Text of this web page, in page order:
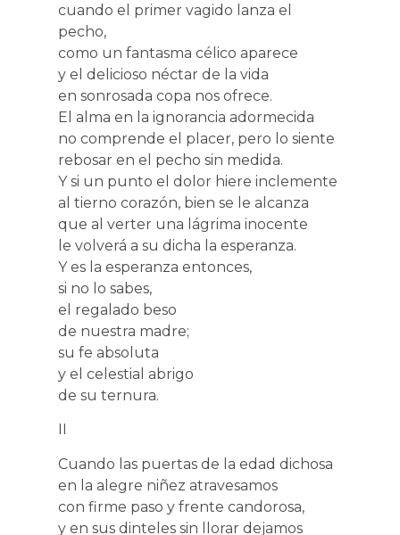
cuando el primer vagido lanza el
pecho,
como un fantasma célico aparece
y el delicioso néctar de la vida
en sonrosada copa nos ofrece.
El alma en la ignorancia adormecida
no comprende el placer, pero lo siente
rebosar en el pecho sin medida.
Y si un punto el dolor hiere inclemente
al tierno corazón, bien se le alcanza
que al verter una lágrima inocente
le volverá a su dicha la esperanza.
Y es la esperanza entonces,
si no lo sabes,
el regalado beso
de nuestra madre;
su fe absoluta
y el celestial abrigo
de su ternura.
Cuando las puertas de la edad dichosa
en la alegre niñez atravesamos
con firme paso y frente candorosa,
y en sus dinteles sin llorar dejamos